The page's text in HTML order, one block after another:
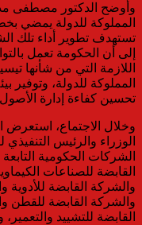
وأوضح الدكتور مصطفى
المملوكة للدولة يمضي
تستهدف تطوير أداء تلك
إلى أن الحكومة تعمل
اللازمة التي من شأنها
المملوكة للدولة، وتوفير
تحسين كفاءة إدارة
وخلال الاجتماع،
الوزراء والرئيس
القابضة للصناعات
والشركة القابضة للأدوية
والشركة القابضة للقطن
القابضة للتشييد